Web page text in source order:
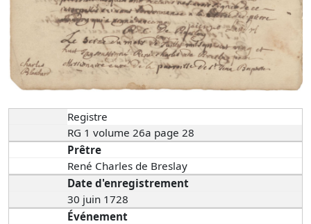
Registre
RG 1 volume 26a page 28
Prêtre
René Charles de Breslay
Date d'enregistrement
30 juin 1728
Événement